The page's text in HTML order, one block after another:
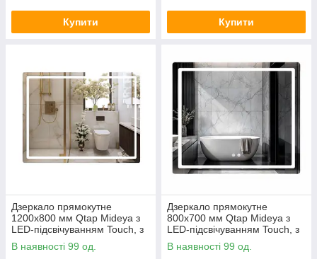
Купити Купити
Дзеркало прямокутне
1200х800 мм Qtap Mideya з
LED-підсвічуванням Touch, з
антизапотіванням,
регулюванням яскравості
В наявності 99 од.
Дзеркало прямокутне
800х700 мм Qtap Mideya з
LED-підсвічуванням Touch, з
антизапотіванням, з
димером, рег. яскравості
В наявності 99 од.